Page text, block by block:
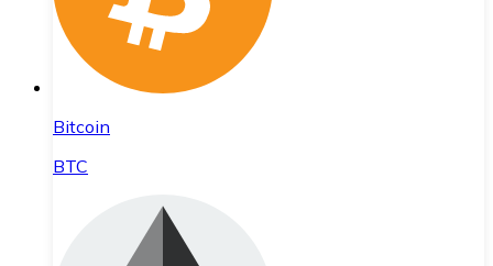
Bitcoin
BTC